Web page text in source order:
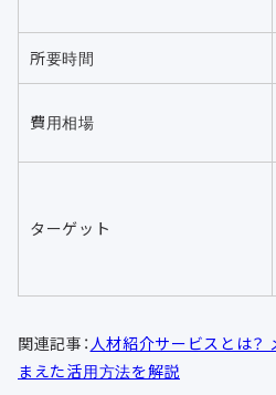
所要時間
費用相場
ターゲット
関連記事：人材紹介サービスとは？
まえた活用方法を解説